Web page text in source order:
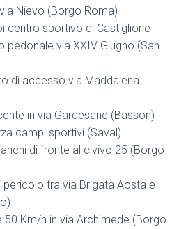
Nievo (Borgo Roma)
centro sportivo di Castiglione
via XXIV Giugno (San
di accesso via Maddalena
in via Gardesane (Basson)
campi sportivi (Saval)
di fronte al civivo 25 (Borgo
tra via Brigata Aosta e
Km/h in via Archimede (Borgo